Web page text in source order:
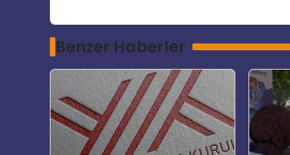
Benzer Haberler